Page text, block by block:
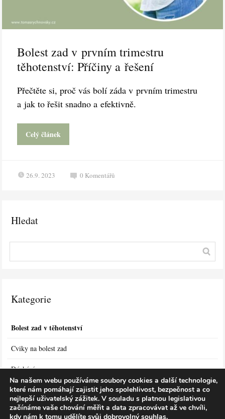
Bolest zad v prvním trimestru
těhotenství: Příčiny a řešení
Přečtěte si, proč vás bolí záda v prvním trimestru
a jak to řešit snadno a efektivně.
Celý článek
26.9. 2023 0 Komentářů
Hledat
Kategorie
Bolest zad v těhotenství
Cviky na bolest zad
Dýchání
Léčba bolesti zad
Ostatní články
Na našem webu používáme soubory cookies a další technologie,
které nám pomáhají zajistit jeho spolehlivost, bezpečnost a co
nejlepší uživatelský zážitek. V souladu s platnou legislativou
začínáme vaše chování měřit a data zpracovávat až ve chvíli,
kdy nám k tomu udělíte svůj dobrovolný souhlas.